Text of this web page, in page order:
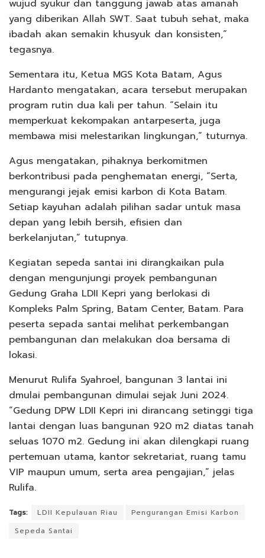
wujud syukur dan tanggung jawab atas amanah
yang diberikan Allah SWT. Saat tubuh sehat, maka
ibadah akan semakin khusyuk dan konsisten,”
tegasnya.
Sementara itu, Ketua MGS Kota Batam, Agus
Hardanto mengatakan, acara tersebut merupakan
program rutin dua kali per tahun. “Selain itu
memperkuat kekompakan antarpeserta, juga
membawa misi melestarikan lingkungan,” tuturnya.
Agus mengatakan, pihaknya berkomitmen
berkontribusi pada penghematan energi, “Serta,
mengurangi jejak emisi karbon di Kota Batam.
Setiap kayuhan adalah pilihan sadar untuk masa
depan yang lebih bersih, efisien dan
berkelanjutan,” tutupnya.
Kegiatan sepeda santai ini dirangkaikan pula
dengan mengunjungi proyek pembangunan
Gedung Graha LDII Kepri yang berlokasi di
Kompleks Palm Spring, Batam Center, Batam. Para
peserta sepada santai melihat perkembangan
pembangunan dan melakukan doa bersama di
lokasi.
Menurut Rulifa Syahroel, bangunan 3 lantai ini
dmulai pembangunan dimulai sejak Juni 2024.
“Gedung DPW LDII Kepri ini dirancang setinggi tiga
lantai dengan luas bangunan 920 m2 diatas tanah
seluas 1070 m2. Gedung ini akan dilengkapi ruang
pertemuan utama, kantor sekretariat, ruang tamu
VIP maupun umum, serta area pengajian,” jelas
Rulifa.
Tags: LDII Kepulauan Riau
Pengurangan Emisi Karbon
Sepeda Santai